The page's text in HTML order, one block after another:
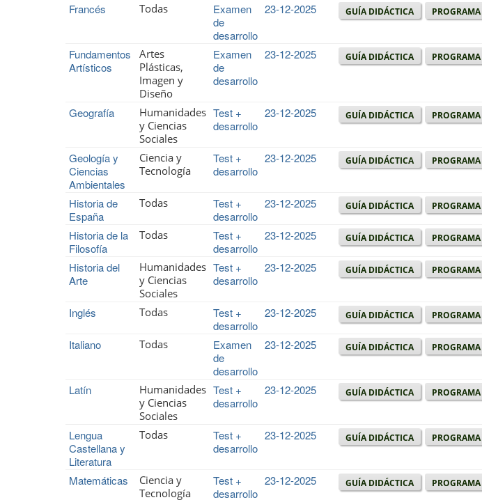
Francés Todas
Examen
de
desarrollo
23-12-2025 Guía didáctica Programa
Fundamentos
Artísticos
Artes
Plásticas,
Imagen y
Diseño
Examen
de
desarrollo
23-12-2025 Guía didáctica Programa
Geografía
Humanidades
y Ciencias
Sociales
Test +
desarrollo
23-12-2025 Guía didáctica Programa
Geología y
Ciencias
Ambientales
Ciencia y
Tecnología
Test +
desarrollo
23-12-2025 Guía didáctica Programa
Historia de
España
Todas
Test +
desarrollo
23-12-2025 Guía didáctica Programa
Historia de la
Filosofía
Todas
Test +
desarrollo
23-12-2025 Guía didáctica Programa
Historia del
Arte
Humanidades
y Ciencias
Sociales
Test +
desarrollo
23-12-2025 Guía didáctica Programa
Inglés Todas
Test +
desarrollo
23-12-2025 Guía didáctica Programa
Italiano Todas
Examen
de
desarrollo
23-12-2025 Guía didáctica Programa
Latín
Humanidades
y Ciencias
Sociales
Test +
desarrollo
23-12-2025 Guía didáctica Programa
Lengua
Castellana y
Literatura
Todas
Test +
desarrollo
23-12-2025 Guía didáctica Programa
Matemáticas
Ciencia y
Tecnología
Test +
desarrollo
23-12-2025 Guía didáctica Programa